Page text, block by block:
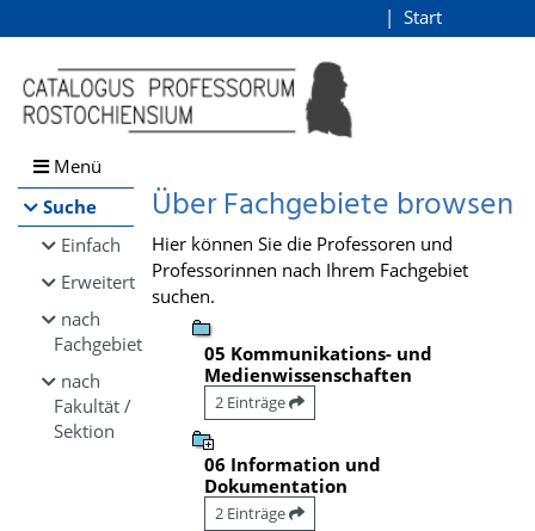
Browsen
direkt zum Inhalt
Start
Menü
Suche
Einfach
Erweitert
nach
Fachgebiet
nach
Fakultät /
Sektion
Über Fachgebiete browsen
Hier können Sie die Professoren und
Professorinnen nach Ihrem Fachgebiet
suchen.
05 Kommunikations- und
Medienwissenschaften
2 Einträge
06 Information und
Dokumentation
2 Einträge